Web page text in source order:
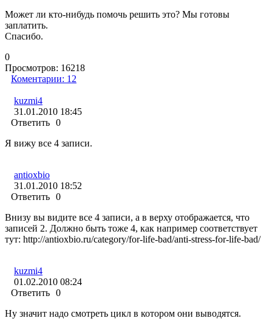
Может ли кто-нибудь помочь решить это? Мы готовы
заплатить.
Спасибо.
0
Просмотров: 16218
Коментарии: 12
kuzmi4
31.01.2010 18:45
Ответить 0
Я вижу все 4 записи.
antioxbio
31.01.2010 18:52
Ответить 0
Внизу вы видите все 4 записи, а в верху отображается, что
записей 2. Должно быть тоже 4, как например соответствует
тут: http://antioxbio.ru/category/for-life-bad/anti-stress-for-life-bad/
kuzmi4
01.02.2010 08:24
Ответить 0
Ну значит надо смотреть цикл в котором они выводятся.